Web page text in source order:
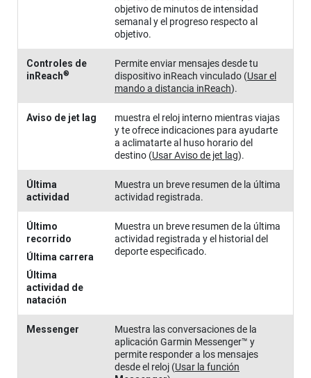
objetivo de minutos de intensidad
semanal y el progreso respecto al
objetivo.
Controles de
inReach®
Permite enviar mensajes desde tu
dispositivo inReach vinculado (Usar el
mando a distancia inReach).
Aviso de jet lag
muestra el reloj interno mientras viajas
y te ofrece indicaciones para ayudarte
a aclimatarte al huso horario del
destino (Usar Aviso de jet lag).
Última
actividad
Muestra un breve resumen de la última
actividad registrada.
Último
recorrido
Última carrera
Última
actividad de
natación
Muestra un breve resumen de la última
actividad registrada y el historial del
deporte especificado.
Messenger
Muestra las conversaciones de la
aplicación Garmin Messenger™ y
permite responder a los mensajes
desde el reloj (Usar la función